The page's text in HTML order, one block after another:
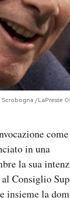
/LaPresse
in una
la sua
Consiglio
insieme la